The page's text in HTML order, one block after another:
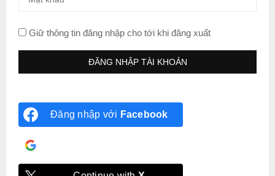
Giữ thông tin đăng nhập cho tới khi đăng xuất
Đăng nhập với Facebook